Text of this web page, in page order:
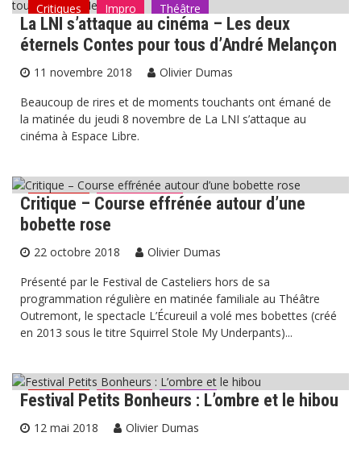
Critiques Impro Théâtre
La LNI s’attaque au cinéma – Les deux
éternels Contes pour tous d’André Melançon
11 novembre 2018
Olivier Dumas
Beaucoup de rires et de moments touchants ont émané de
la matinée du jeudi 8 novembre de La LNI s’attaque au
cinéma à Espace Libre.
Critiques Marionnettes
Critique – Course effrénée autour d’une
bobette rose
22 octobre 2018
Olivier Dumas
Présenté par le Festival de Casteliers hors de sa
programmation régulière en matinée familiale au Théâtre
Outremont, le spectacle L’Écureuil a volé mes bobettes (créé
en 2013 sous le titre Squirrel Stole My Underpants)...
Critiques Festival Théâtre
Festival Petits Bonheurs : L’ombre et le hibou
12 mai 2018
Olivier Dumas